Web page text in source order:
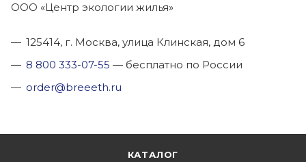
ООО «Центр экологии жилья»
125414, г. Москва, улица Клинская, дом 6
8 800 333-07-55 — бесплатно по России
order@breeeth.ru
КАТАЛОГ